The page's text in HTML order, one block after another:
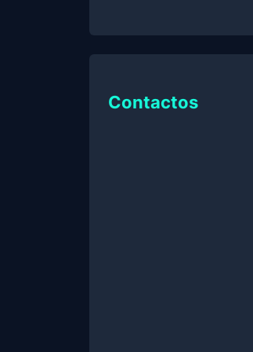
Contactos